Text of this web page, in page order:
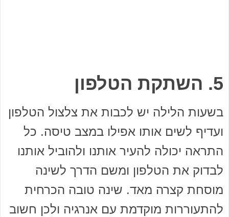
5. השתקת הטלפון
בשעות הלילה יש לכבות את צלצול הטלפון
ועדיף לשים אותו אפילו במצב טיסה. כל
התראה יכולה להעיר אותנו ולהוביל אותנו
לבדוק את הטלפון ומשם הדרך לשינה
מוסחת קצרה מאד. שינה טובה הכרחית
להתעוררות מוקדמת עם אנרגיה ולכן חשוב